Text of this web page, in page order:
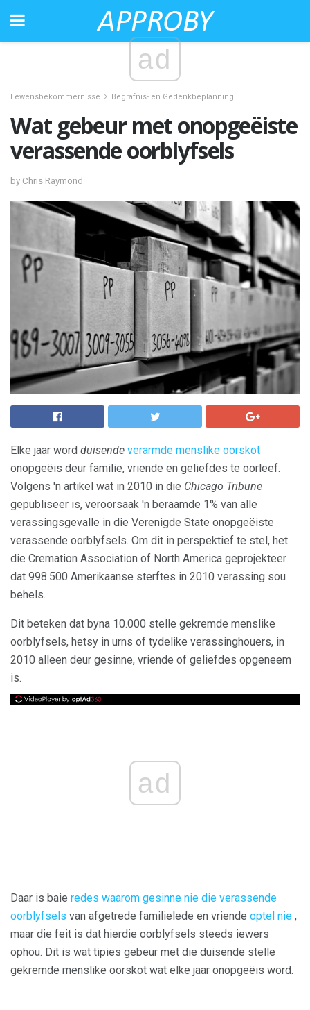
ad
Lewensbekommernisse Begrafnis- en Gedenkbeplanning
Wat gebeur met onopgeëiste
verassende oorblyfsels
by Chris Raymond
Elke jaar word duisende verarmde menslike oorskot
onopgeëis deur familie, vriende en geliefdes te oorleef.
Volgens 'n artikel wat in 2010 in die Chicago Tribune
gepubliseer is, veroorsaak 'n beraamde 1% van alle
verassingsgevalle in die Verenigde State onopgeëiste
verassende oorblyfsels. Om dit in perspektief te stel, het
die Cremation Association of North America geprojekteer
dat 998.500 Amerikaanse sterftes in 2010 verassing sou
behels.
Dit beteken dat byna 10.000 stelle gekremde menslike
oorblyfsels, hetsy in urns of tydelike verassinghouers, in
2010 alleen deur gesinne, vriende of geliefdes opgeneem
is.
ad
Daar is baie redes waarom gesinne nie die verassende
oorblyfsels van afgetrede familielede en vriende optel nie ,
maar die feit is dat hierdie oorblyfsels steeds iewers
ophou. Dit is wat tipies gebeur met die duisende stelle
gekremde menslike oorskot wat elke jaar onopgeëis word.